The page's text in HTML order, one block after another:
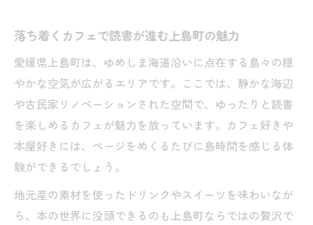
落ち着くカフェで読書が進む上島町の魅力
愛媛県上島町は、ゆめしま海道沿いに点在する島々の穏
やかな空気が広がるエリアです。ここでは、静かな海辺
や古民家リノベーションされた空間で、ゆったりと読書
を楽しめるカフェが魅力を放っています。カフェ好きや
本屋好きには、ページをめくるたびに島時間を感じる体
験ができるでしょう。
地元産の素材を使ったドリンクやスイーツを味わいなが
ら、本の世界に没頭できるのも上島町ならではの贅沢で